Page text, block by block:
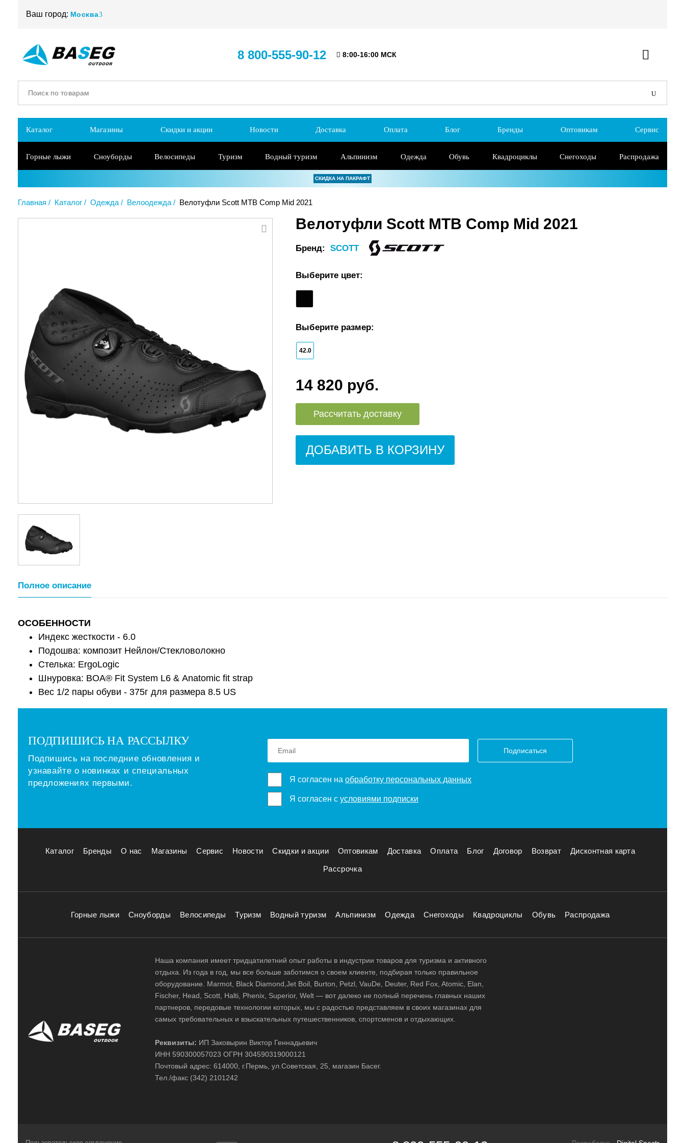
Ваш город: Москва
8 800-555-90-12 8:00-16:00 МСК
Каталог Магазины Скидки и акции Новости Доставка Оплата Блог Бренды Оптовикам Сервис
Горные лыжи Сноуборды Велосипеды Туризм Водный туризм Альпинизм Одежда Обувь Квадроциклы Снегоходы Распродажа
СКИДКА НА ПАКРАФТ
Главная Каталог Одежда Велоодежда Велотуфли Scott MTB Comp Mid 2021
Велотуфли Scott MTB Comp Mid 2021
Бренд: SCOTT
Выберите цвет:
Выберите размер:
42.0
14 820 руб.
Рассчитать доставку
ДОБАВИТЬ В КОРЗИНУ
Полное описание
ОСОБЕННОСТИ
Индекс жесткости - 6.0
Подошва: композит Нейлон/Стекловолокно
Стелька: ErgoLogic
Шнуровка: BOA® Fit System L6 & Аnatomic fit strap
Вес 1/2 пары обуви - 375г для размера 8.5 US
ПОДПИШИСЬ НА РАССЫЛКУ
Подпишись на последние обновления и
узнавайте о новинках и специальных
предложениях первыми.
Подписаться
Я согласен на обработку персональных данных
Я согласен с условиями подписки
Каталог Бренды О нас Магазины Сервис Новости Скидки и акции Оптовикам Доставка Оплата Блог Договор Возврат Дисконтная карта
Рассрочка
Горные лыжи Сноуборды Велосипеды Туризм Водный туризм Альпинизм Одежда Снегоходы Квадроциклы Обувь Распродажа
Наша компания имеет тридцатилетний опыт работы в индустрии товаров для туризма и активного
отдыха. Из года в год, мы все больше заботимся о своем клиенте, подбирая только правильное
оборудование. Marmot, Black Diamond,Jet Boil, Burton, Petzl, VauDe, Deuter, Red Fox, Atomic, Elan,
Fischer, Head, Scott, Halti, Phenix, Superior, Welt — вот далеко не полный перечень главных наших
партнеров, передовые технологии которых, мы с радостью представляем в своих магазинах для
самых требовательных и взыскательных путешественников, спортсменов и отдыхающих.
Реквизиты: ИП Заковырин Виктор Геннадьевич
ИНН 590300057023 ОГРН 304590319000121
Почтовый адрес: 614000, г.Пермь, ул.Советская, 25, магазин Басег.
Тел./факс (342) 2101242